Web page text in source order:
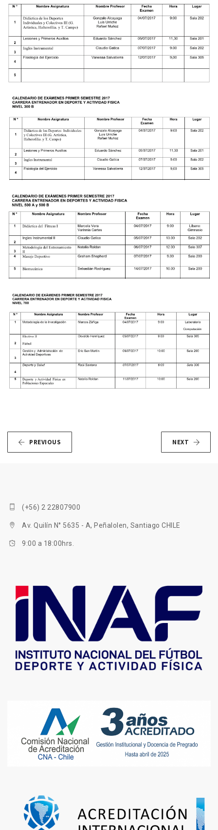
PREVIOUS NEXT
(+56) 2 22807900
Av. Quilín N° 5635 - A, Peñalolen, Santiago CHILE
9:00 a 18:00hrs.